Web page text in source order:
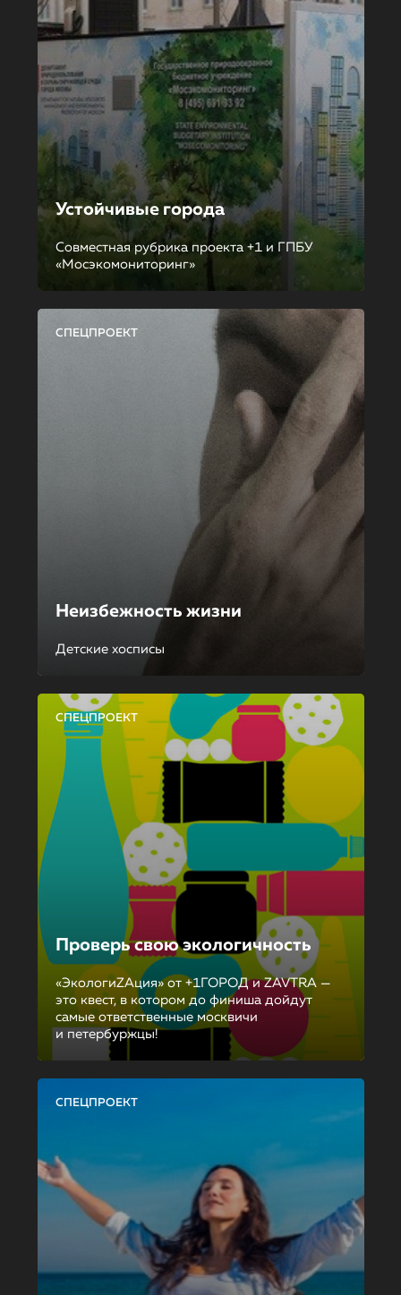
Устойчивые города
Совместная рубрика проекта +1 и ГПБУ
«Мосэкомониторинг»
СПЕЦПРОЕКТ
Неизбежность жизни
Детские хосписы
СПЕЦПРОЕКТ
Проверь свою экологичность
«ЭкологиZAция» от +1ГОРОД и ZAVTRA —
это квест, в котором до финиша дойдут
самые ответственные москвичи
и петербуржцы!
СПЕЦПРОЕКТ